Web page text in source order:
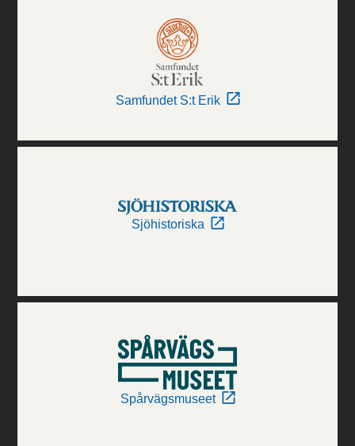
Samfundet S:t Erik
Sjöhistoriska
Spårvägsmuseet